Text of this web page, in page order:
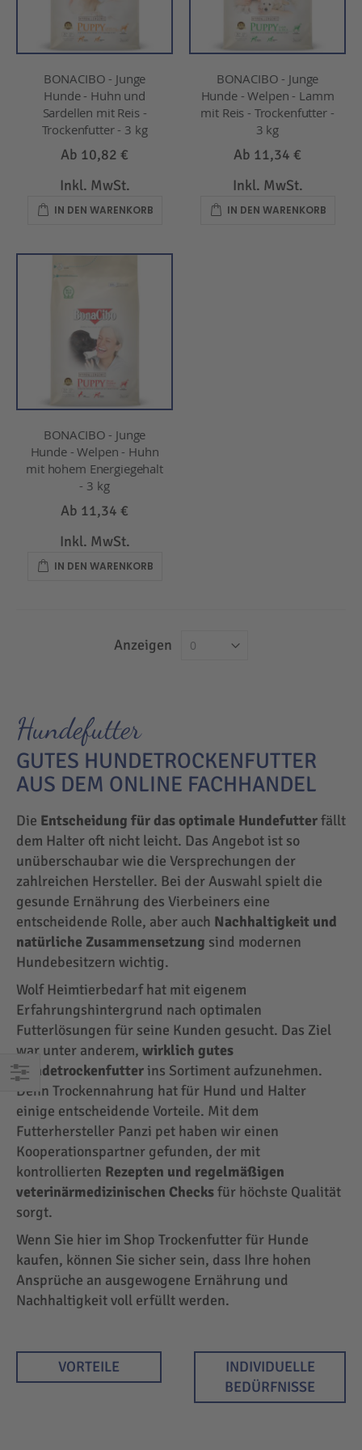
BONACIBO - Junge
Hunde - Huhn und
Sardellen mit Reis -
Trockenfutter - 3 kg
Ab 10,82 €
Inkl. MwSt.
IN DEN WARENKORB
BONACIBO - Junge
Hunde - Welpen - Lamm
mit Reis - Trockenfutter -
3 kg
Ab 11,34 €
Inkl. MwSt.
IN DEN WARENKORB
BONACIBO - Junge
Hunde - Welpen - Huhn
mit hohem Energiegehalt
- 3 kg
Ab 11,34 €
Inkl. MwSt.
IN DEN WARENKORB
Anzeigen
EINKAUFEN
NACH
Hundefutter
GUTES HUNDETROCKENFUTTER
AUS DEM ONLINE FACHHANDEL
Die Entscheidung für das optimale Hundefutterfällt
dem Halter oft nicht leicht. Das Angebot ist so
unüberschaubar wie die Versprechungen der
zahlreichen Hersteller. Bei der Auswahl spielt die
gesunde Ernährung des Vierbeiners eine
entscheidende Rolle, aber auch Nachhaltigkeit und
natürliche Zusammensetzung sind modernen
Hundebesitzern wichtig.
Wolf Heimtierbedarf hat mit eigenem
Erfahrungshintergrund nach optimalen
Futterlösungen für seine Kunden gesucht. Das Ziel
war unter anderem, wirklich gutes
Hundetrockenfutter ins Sortiment aufzunehmen.
Denn Trockennahrung hat für Hund und Halter
einige entscheidende Vorteile. Mit dem
Futterhersteller Panzi pet haben wir einen
Kooperationspartner gefunden, der mit
kontrollierten Rezepten und regelmäßigen
veterinärmedizinischen Checksfür höchste Qualität
sorgt.
Wenn Sie hier im Shop Trockenfutter für Hunde
kaufen, können Sie sicher sein, dass Ihre hohen
Ansprüche an ausgewogene Ernährung und
Nachhaltigkeit voll erfüllt werden.
VORTEILE
INDIVIDUELLE
BEDÜRFNISSE